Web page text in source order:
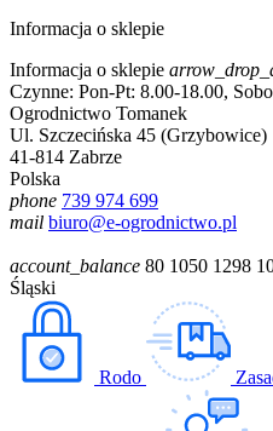
Informacja o sklepie
Informacja o sklepie
Czynne: Pon-Pt: 8.00-18.00,
Ogrodnictwo Tomanek
Ul. Szczecińska 45 (Grzybowice)
41-814 Zabrze
Polska
phone 739 974 699
mail biuro@e-ogrodnictwo.pl
account_balance 80 1050 1298
Śląski
Rodo